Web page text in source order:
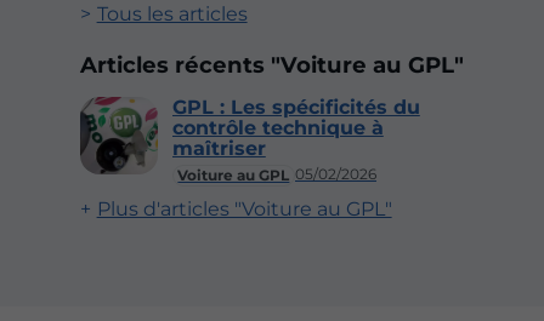
Tous les articles
Articles récents "Voiture au GPL"
Voiture au GPL 05/02/2026
GPL : Les spécificités du
contrôle technique à
maîtriser
Plus d'articles "Voiture au GPL"